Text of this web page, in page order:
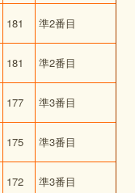
181 準2番目
181 準2番目
177 準3番目
175 準3番目
172 準3番目